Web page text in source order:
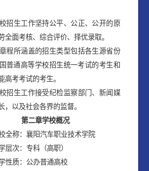
招生工作坚持公平、公正、公开的原
全面考核、综合评价、择优录取。
程所涵盖的招生类型包括各生源省份
普通高等学校招生统一考试的考生和
高考考试的考生。
招生工作接受纪检监察部门、新闻媒
，以及社会各界的监督。
第二章学校概况
全称：襄阳汽车职业技术学院
层次：专科（高职）
性质：公办普通高校